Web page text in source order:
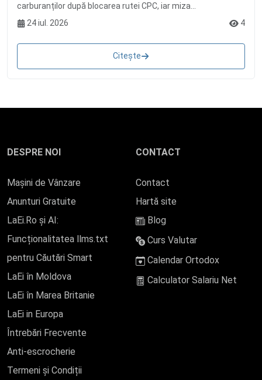
carburanților după blocarea rutei CPC, iar miza...
24 iul. 2026
4
Citește
DESPRE NOI
Mașini de Vânzare
Anunturi Gratuite
LaEi.Ro și AI:
Funcționalitatea llms.txt
pentru Căutări Smart
LaEi în Moldova
LaEi în Marea Britanie
LaEi in Europa
Întrebări Frecvente
Anti-escrocherie
Termeni și Condiții
CONTACT
Contact
Hartă site
Blog
Curs Valutar
Calendar Ortodox
Calculator Salariu Net